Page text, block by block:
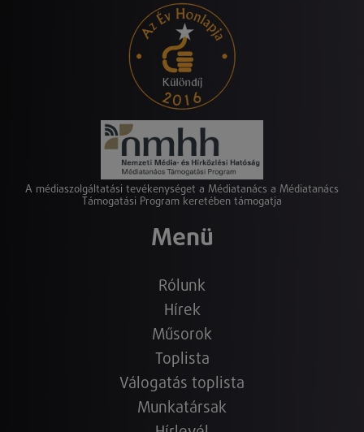
A médiaszolgáltatási tevékenységet a Médiatanács a Médiatanács
Támogatási Program keretében támogatja
Menü
Rólunk
Hírek
Műsorok
Toplista
Válogatás toplista
Munkatársak